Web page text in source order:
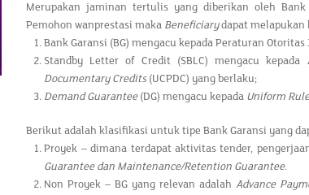
Merupakan jaminan tertulis yang diberikan oleh
Pemohon wanprestasi maka Beneficiarydapat melapukan
Bank Garansi (BG) mengacu kepada Peraturan
Standby Letter of Credit (SBLC) mengacu kepada
Documentary Credits(UCPDC) yang berlaku;
Demand Guarantee(DG) mengacu kepada Uniform
Berikut adalah klasifikasi untuk tipe Bank Garansi yang
Proyek – dimana terdapat aktivitas tender,
Guarantee dan Maintenance/Retention Guarantee.
Non Proyek – BG yang relevan adalahAdvance